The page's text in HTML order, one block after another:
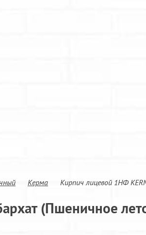
Керма Кирпич лицевой 1НФ
(Пшеничное